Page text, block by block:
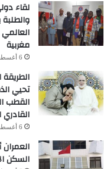
لقاء
مغربية
6 أغسطس 2026
تحيي
القطب
6 أغسطس 2026
العمران
السكن